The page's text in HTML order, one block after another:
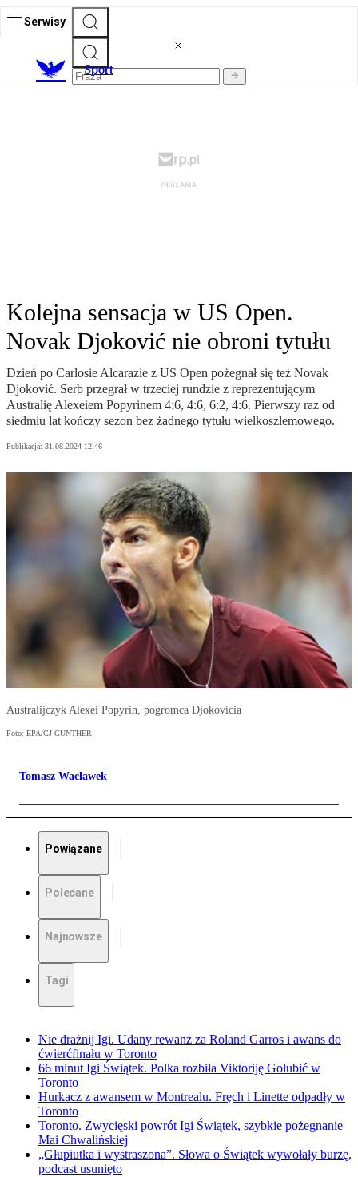
Serwisy
Sport
Kolejna sensacja w US Open.
Novak Djoković nie obroni tytułu
Dzień po Carlosie Alcarazie z US Open pożegnał się też Novak
Djoković. Serb przegrał w trzeciej rundzie z reprezentującym
Australię Alexeiem Popyrinem 4:6, 4:6, 6:2, 4:6. Pierwszy raz od
siedmiu lat kończy sezon bez żadnego tytułu wielkoszlemowego.
Publikacja: 31.08.2024 12:46
Australijczyk Alexei Popyrin, pogromca Djokovicia
Foto: EPA/CJ GUNTHER
Tomasz Wacławek
Powiązane
Polecane
Najnowsze
Tagi
Nie drażnij Igi. Udany rewanż za Roland Garros i awans do
ćwierćfinału w Toronto
66 minut Igi Świątek. Polka rozbiła Viktoriję Golubić w
Toronto
Hurkacz z awansem w Montrealu. Fręch i Linette odpadły w
Toronto
Toronto. Zwycięski powrót Igi Świątek, szybkie pożegnanie
Mai Chwalińskiej
„Głupiutka i wystraszona”. Słowa o Świątek wywołały burzę,
podcast usunięto